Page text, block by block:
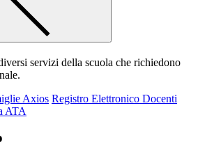
servizi della scuola che richiedono
Axios Registro Elettronico Docenti
ATA